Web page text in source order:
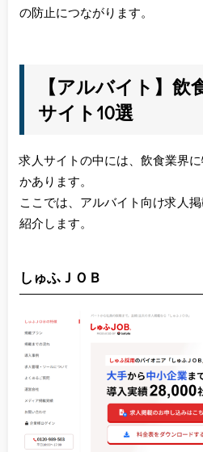
の防止につながります。
【アルバイト】飲
サイト10選
求人サイトの中には、飲食業界
かあります。
ここでは、アルバイト向け求人
紹介します。
しゅふＪＯＢ